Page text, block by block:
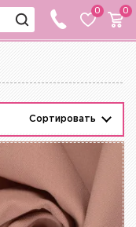
0 0
Сортировать